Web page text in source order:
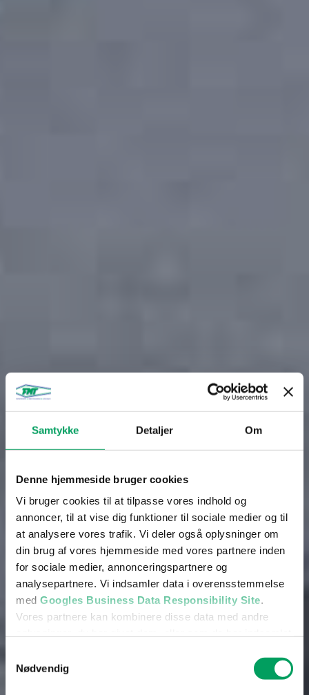
Samtykke Detaljer Om
Denne hjemmeside bruger cookies
Vi bruger cookies til at tilpasse vores indhold og
annoncer, til at vise dig funktioner til sociale medier og til
at analysere vores trafik. Vi deler også oplysninger om
din brug af vores hjemmeside med vores partnere inden
for sociale medier, annonceringspartnere og
analysepartnere. Vi indsamler data i overensstemmelse
med Googles Business Data Responsibility Site.
Vores partnere kan kombinere disse data med andre
Nødvendig